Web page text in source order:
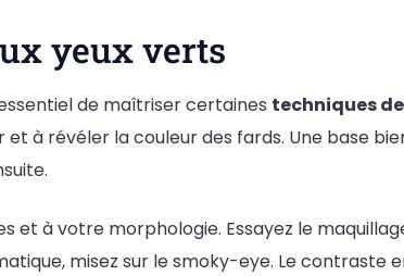
yeux verts
de maîtriser certaines techniques
à révéler la couleur des fards. Une base
et à votre morphologie. Essayez le
misez sur le smoky-eye. Le contraste